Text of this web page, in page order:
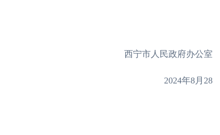
西宁市人民政府办公室
2024年8月28